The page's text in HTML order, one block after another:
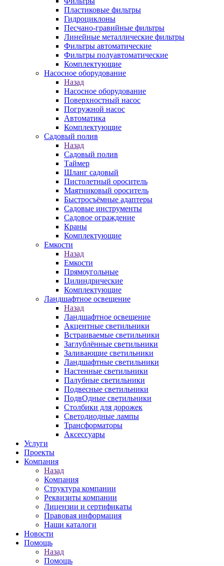
Пластиковые фильтры
Гидроциклоны
Песчано-гравийные фильтры
Линейные металлические фильтры
Фильтры автоматические
Фильтры полуавтоматические
Комплектующие
Насосное оборудование
Назад
Насосное оборудование
Поверхностный насос
Погружной насос
Автоматика
Комплектующие
Садовый полив
Назад
Садовый полив
Таймер
Шланг садовый
Пистолетный ороситель
Маятниковый ороситель
Быстросъёмные адаптеры
Садовые инструменты
Садовое ограждение
Краны
Комплектующие
Емкости
Назад
Емкости
Прямоугольные
Цилиндрические
Комплектующие
Ландшафтное освещение
Назад
Ландшафтное освещение
Акцентные светильники
Встраиваемые светильники
Заглублённые светильники
Заливающие светильники
Ландшафтные светильники
Настенные светильники
Палубные светильники
Подвесные светильники
ПодвОдные светильники
Столбики для дорожек
Светодиодные лампы
Трансформаторы
Аксессуары
Услуги
Проекты
Компания
Назад
Компания
Структура компании
Реквизиты компании
Лицензии и сертификаты
Правовая информация
Наши каталоги
Новости
Помощь
Назад
Помощь